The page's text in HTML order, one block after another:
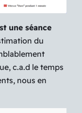
une séance
du
c.a.d le temps
nous en